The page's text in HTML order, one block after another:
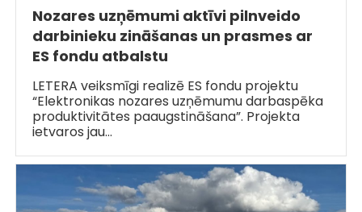
Nozares uzņēmumi aktīvi pilnveido
darbinieku zināšanas un prasmes ar
ES fondu atbalstu
LETERA veiksmīgi realizē ES fondu projektu
“Elektronikas nozares uzņēmumu darbaspēka
produktivitātes paaugstināšana”. Projekta
ietvaros jau…